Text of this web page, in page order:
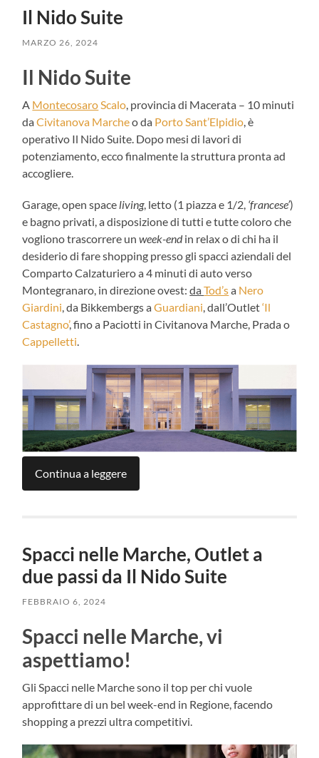
Il Nido Suite
MARZO 26, 2024
Il Nido Suite
A MontecosaroScalo, provincia di Macerata – 10 minuti
daCivitanova Marcheo da Porto Sant’Elpidio, è
operativo Il Nido Suite. Dopo mesi di lavori di
potenziamento, ecco finalmente la struttura pronta ad
accogliere.
Garage, open space living, letto (1 piazza e 1/2, ‘francese’)
e bagno privati, a disposizione di tutti e tutte coloro che
vogliono trascorrere unweek-endin relax o di chi ha il
desiderio di fare shopping presso gli spacci aziendali del
Comparto Calzaturiero a 4 minuti di auto verso
Montegranaro, in direzione ovest:daTod’sa Nero
Giardini, da Bikkembergs aGuardiani, dall’Outlet‘Il
Castagno’, fino a Paciotti in Civitanova Marche, Prada o
Cappelletti.
Continua a leggere
Spacci nelle Marche, Outlet a
due passi da Il Nido Suite
FEBBRAIO 6, 2024
Spacci nelle Marche, vi
aspettiamo!
Gli Spacci nelle Marche sono il top per chi vuole
approfittare di un bel week-end in Regione, facendo
shopping a prezzi ultra competitivi.